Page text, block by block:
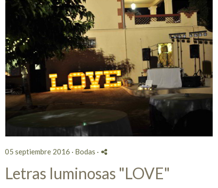
05 septiembre 2016 · Bodas ·
Letras luminosas "LOVE"